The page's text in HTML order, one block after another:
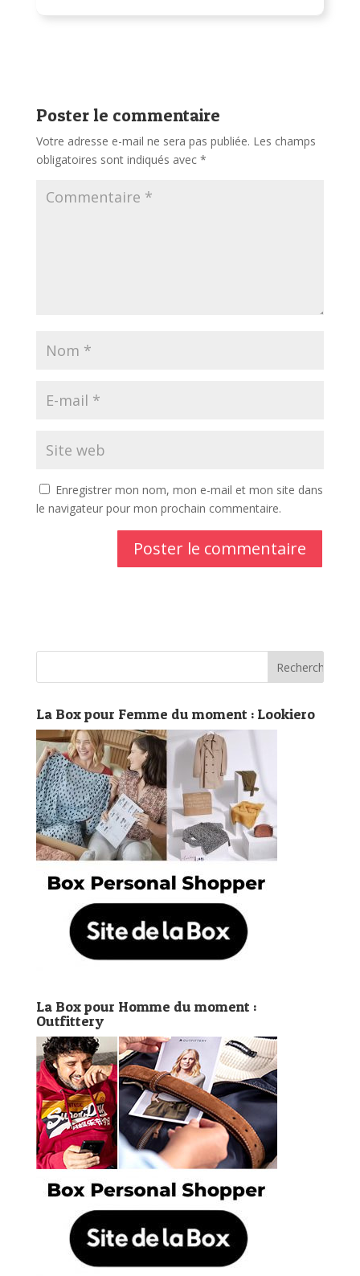
Poster le commentaire
Votre adresse e-mail ne sera pas publiée. Les champs
obligatoires sont indiqués avec *
Enregistrer mon nom, mon e-mail et mon site dans
le navigateur pour mon prochain commentaire.
La Box pour Femme du moment : Lookiero
La Box pour Homme du moment :
Outfittery